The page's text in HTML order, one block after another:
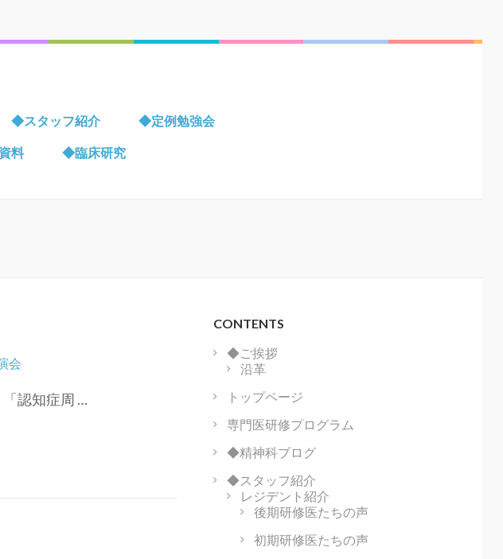
◆スタッフ紹介 ◆定例勉強会
料 ◆臨床研究
会
認知症周 …
CONTENTS
◆ご挨拶
沿革
トップページ
専門医研修プログラム
◆精神科ブログ
◆スタッフ紹介
レジデント紹介
後期研修医たちの声
初期研修医たちの声